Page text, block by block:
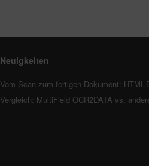
Neuigkeiten
Vom Scan zum fertigen Dokument:
Vergleich: MultiField OCR2DATA vs.